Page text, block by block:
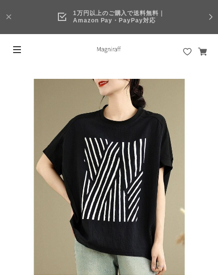
1万円以上のご購入で送料無料｜
Amazon Pay・PayPay対応